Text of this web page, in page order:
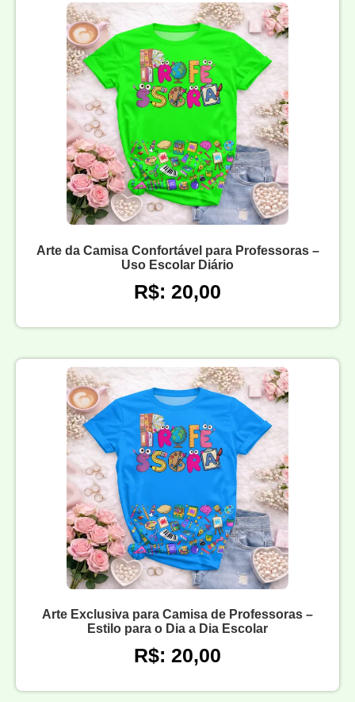
Arte da Camisa Confortável para Professoras –
Uso Escolar Diário
R$: 20,00
Arte Exclusiva para Camisa de Professoras –
Estilo para o Dia a Dia Escolar
R$: 20,00